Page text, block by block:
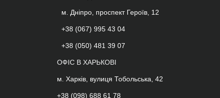
м. Дніпро, проспект Героїв, 12
+38 (067) 995 43 04
+38 (050) 481 39 07
ОФІС В ХАРЬКОВІ
м. Харків, вулиця Тобольська, 42
+38 (098) 688 61 78